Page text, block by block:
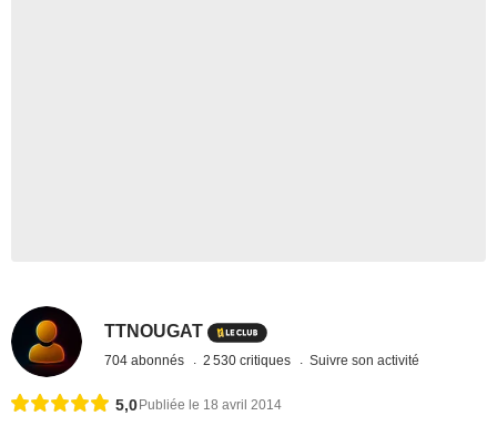
TTNOUGAT
704 abonnés 2 530 critiques Suivre son activité
5,0 Publiée le 18 avril 2014